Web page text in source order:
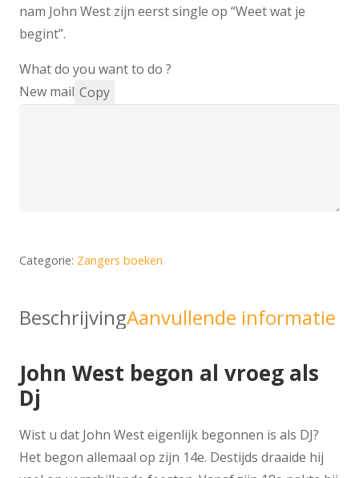
nam John West zijn eerst single op “Weet wat je
begint”.
What do you want to do ?
New mail Copy
Categorie: Zangers boeken
BeschrijvingAanvullende informatie
John West begon al vroeg als
Dj
Wist u dat John West eigenlijk begonnen is als DJ?
Het begon allemaal op zijn 14e. Destijds draaide hij